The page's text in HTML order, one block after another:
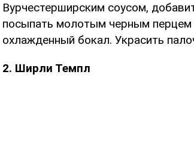
Вурчестерширским соусом,
посыпать молотым черным перцем
охлажденный бокал. Украсить
2. Ширли Темпл